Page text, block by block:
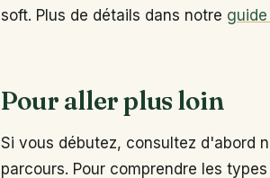
soft. Plus de détails dans notre
Pour aller plus loin
Si vous débutez, consultez d'abord
parcours. Pour comprendre les